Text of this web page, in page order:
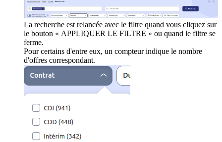
La recherche est relancée avec le filtre quand vous cliquez sur
le bouton « APPLIQUER LE FILTRE » ou quand le filtre se
ferme.
Pour certains d'entre eux, un compteur indique le nombre
d'offres correspondant.